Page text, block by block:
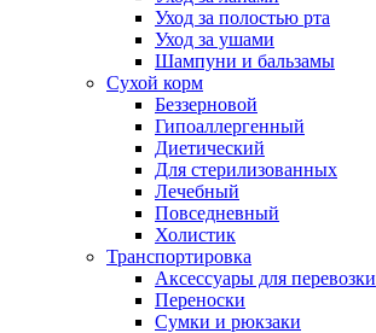
Уход за полостью рта
Уход за ушами
Шампуни и бальзамы
Сухой корм
Беззерновой
Гипоаллергенный
Диетический
Для стерилизованных
Лечебный
Повседневный
Холистик
Транспортировка
Аксессуары для перевозки
Переноски
Сумки и рюкзаки